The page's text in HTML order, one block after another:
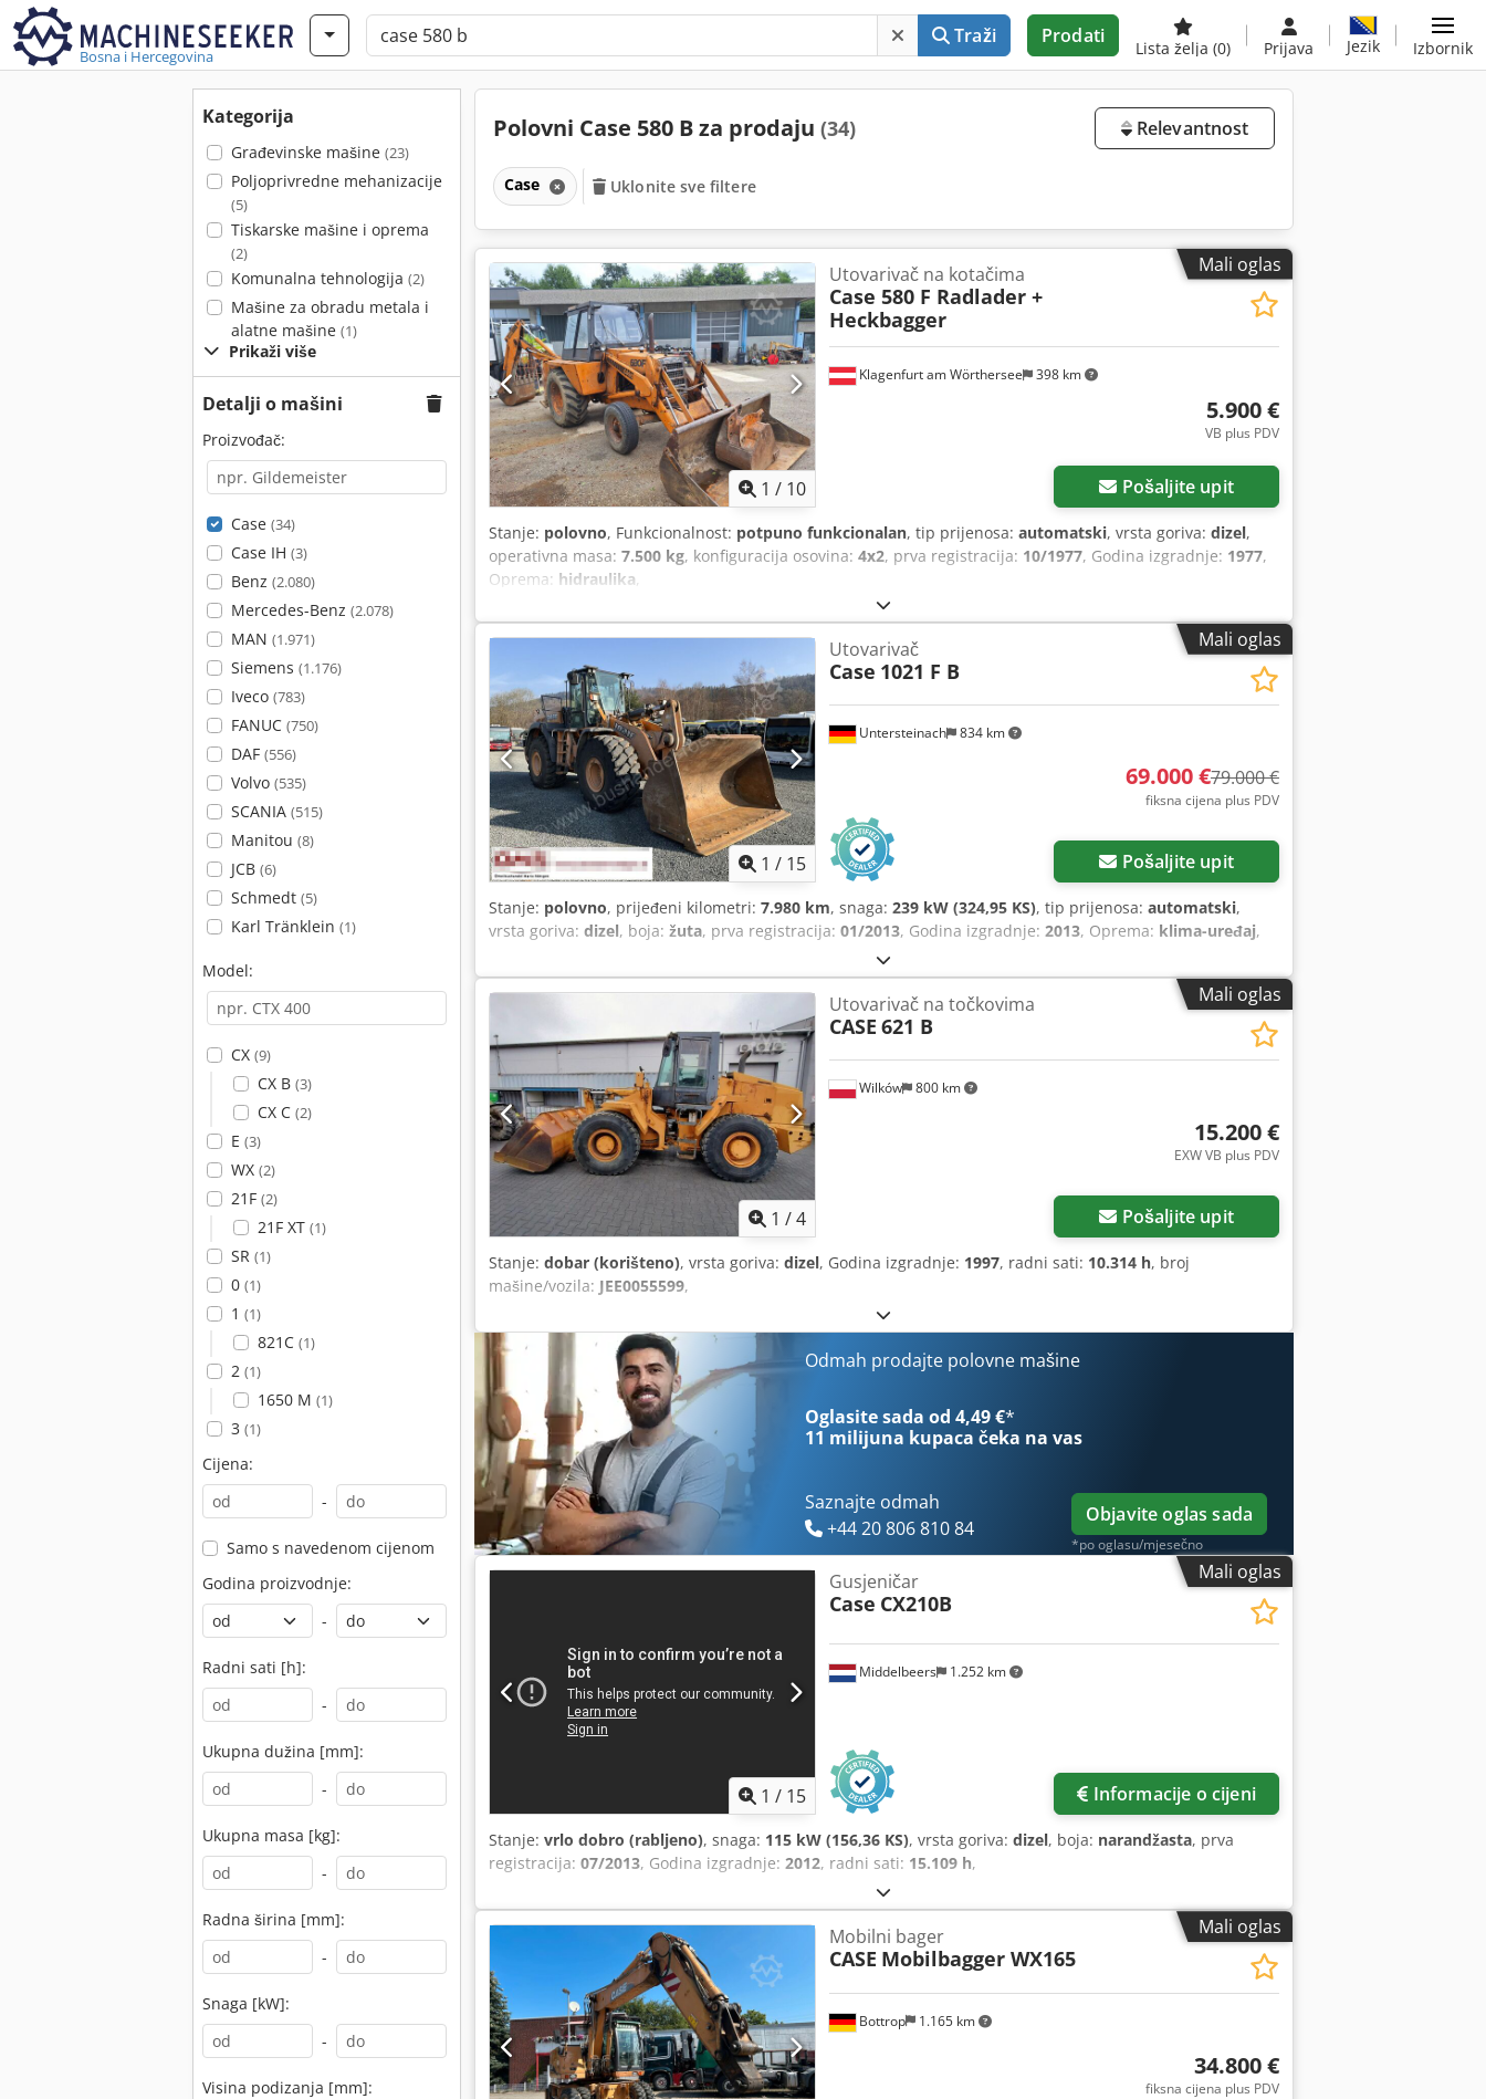
Bosna i Hercegovina
Traži Prodati
Lista želja (0) Prijava Jezik Izbornik
Kategorija
Građevinske mašine (23)
Poljoprivredne mehanizacije
(5)
Tiskarske mašine i oprema
(2)
Komunalna tehnologija (2)
Mašine za obradu metala i
alatne mašine (1)
Prikaži više
Detalji o mašini
Proizvođač:
Case (34)
Case IH (3)
Benz (2.080)
Mercedes-Benz (2.078)
MAN (1.971)
Siemens (1.176)
Iveco (783)
FANUC (750)
DAF (556)
Volvo (535)
SCANIA (515)
Manitou (8)
JCB (6)
Schmedt (5)
Karl Tränklein (1)
Model:
CX (9)
CX B (3)
CX C (2)
E (3)
WX (2)
21F (2)
21F XT (1)
SR (1)
0 (1)
1 (1)
821C (1)
2 (1)
1650 M (1)
3 (1)
Cijena:
-
Samo s navedenom cijenom
Godina proizvodnje:
-
Radni sati [h]:
-
Ukupna dužina [mm]:
-
Ukupna masa [kg]:
-
Radna širina [mm]:
-
Snaga [kW]:
-
Visina podizanja [mm]:
Polovni Case 580 B za prodaju (34) Relevantnost
Case Uklonite sve filtere
Mali oglas
1 / 10
Klagenfurt am Wörthersee 398 km
Utovarivač na kotačima
Case 580 F Radlader +
Heckbagger
5.900 €
VB plus PDV
Pošaljite upit
Stanje: polovno, Funkcionalnost: potpuno funkcionalan, tip prijenosa: automatski, vrsta goriva: dizel,
operativna masa: 7.500 kg, konfiguracija osovina: 4x2, prva registracija: 10/1977, Godina izgradnje: 1977,
Oprema: hidraulika,
Mali oglas
1 / 15
Untersteinach 834 km
Utovarivač
Case 1021 F B
69.000 €79.000 €
fiksna cijena plus PDV
Pošaljite upit
Stanje: polovno, prijeđeni kilometri: 7.980 km, snaga: 239 kW (324,95 KS), tip prijenosa: automatski,
vrsta goriva: dizel, boja: žuta, prva registracija: 01/2013, Godina izgradnje: 2013, Oprema: klima-uređaj,
Mali oglas
1 /4
Wilków 800 km
Utovarivač na točkovima
CASE 621 B
15.200 €
EXW VB plus PDV
Pošaljite upit
Stanje: dobar (korišteno), vrsta goriva: dizel, Godina izgradnje: 1997, radni sati: 10.314 h, broj
mašine/vozila: JEE0055599,
Odmah prodajte polovne mašine
Oglasite sada od 4,49 €*
11 milijuna kupaca čeka na vas
Saznajte odmah
+44 20 806 810 84
Objavite oglas sada
*po oglasu/mjesečno
Mali oglas
1 / 15
Middelbeers 1.252 km
Gusjeničar
Case CX210B
Informacije o cijeni
Stanje: vrlo dobro (rabljeno), snaga: 115 kW (156,36 KS), vrsta goriva: dizel, boja: narandžasta, prva
registracija: 07/2013, Godina izgradnje: 2012, radni sati: 15.109 h,
Mali oglas
Bottrop 1.165 km
Mobilni bager
CASE Mobilbagger WX165
34.800 €
fiksna cijena plus PDV